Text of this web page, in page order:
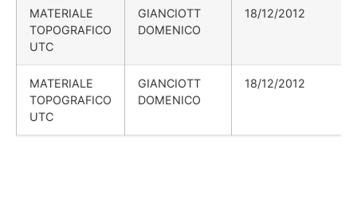
MATERIALE
TOPOGRAFICO
UTC
GIANCIOTT
DOMENICO
18/12/2012
MATERIALE
TOPOGRAFICO
UTC
GIANCIOTT
DOMENICO
18/12/2012